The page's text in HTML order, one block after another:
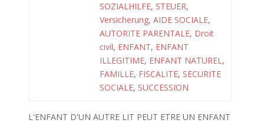
SOZIALHILFE, STEUER,
Versicherung, AIDE SOCIALE,
AUTORITE PARENTALE, Droit
civil, ENFANT, ENFANT
ILLEGITIME, ENFANT NATUREL,
FAMILLE, FISCALITE, SECURITE
SOCIALE, SUCCESSION
L'ENFANT D'UN AUTRE LIT PEUT ETRE UN ENFANT